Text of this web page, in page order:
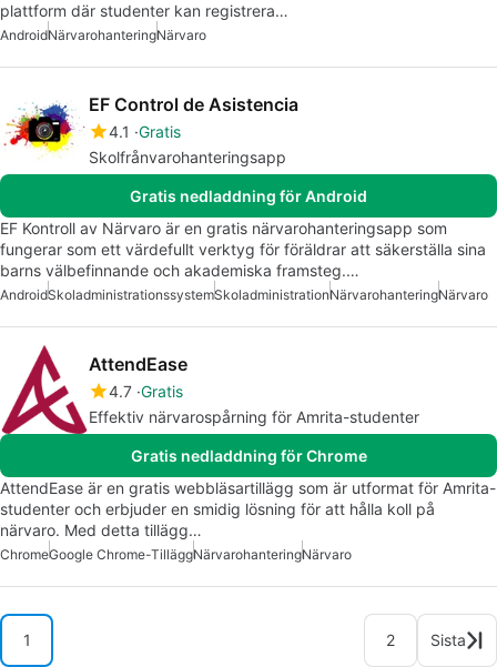
plattform där studenter kan registrera…
AndroidNärvarohanteringNärvaro
EF Control de Asistencia
4.1 Gratis
Skolfrånvarohanteringsapp
Gratis nedladdning för Android
EF Kontroll av Närvaro är en gratis närvarohanteringsapp som
fungerar som ett värdefullt verktyg för föräldrar att säkerställa sina
barns välbefinnande och akademiska framsteg.…
AndroidSkoladministrationssystemSkoladministrationNärvarohanteringNärvaro
AttendEase
4.7 Gratis
Effektiv närvarospårning för Amrita-studenter
Gratis nedladdning för Chrome
AttendEase är en gratis webbläsartillägg som är utformat för Amrita-
studenter och erbjuder en smidig lösning för att hålla koll på
närvaro. Med detta tillägg…
ChromeGoogle Chrome-TilläggNärvarohanteringNärvaro
1 2 Sista